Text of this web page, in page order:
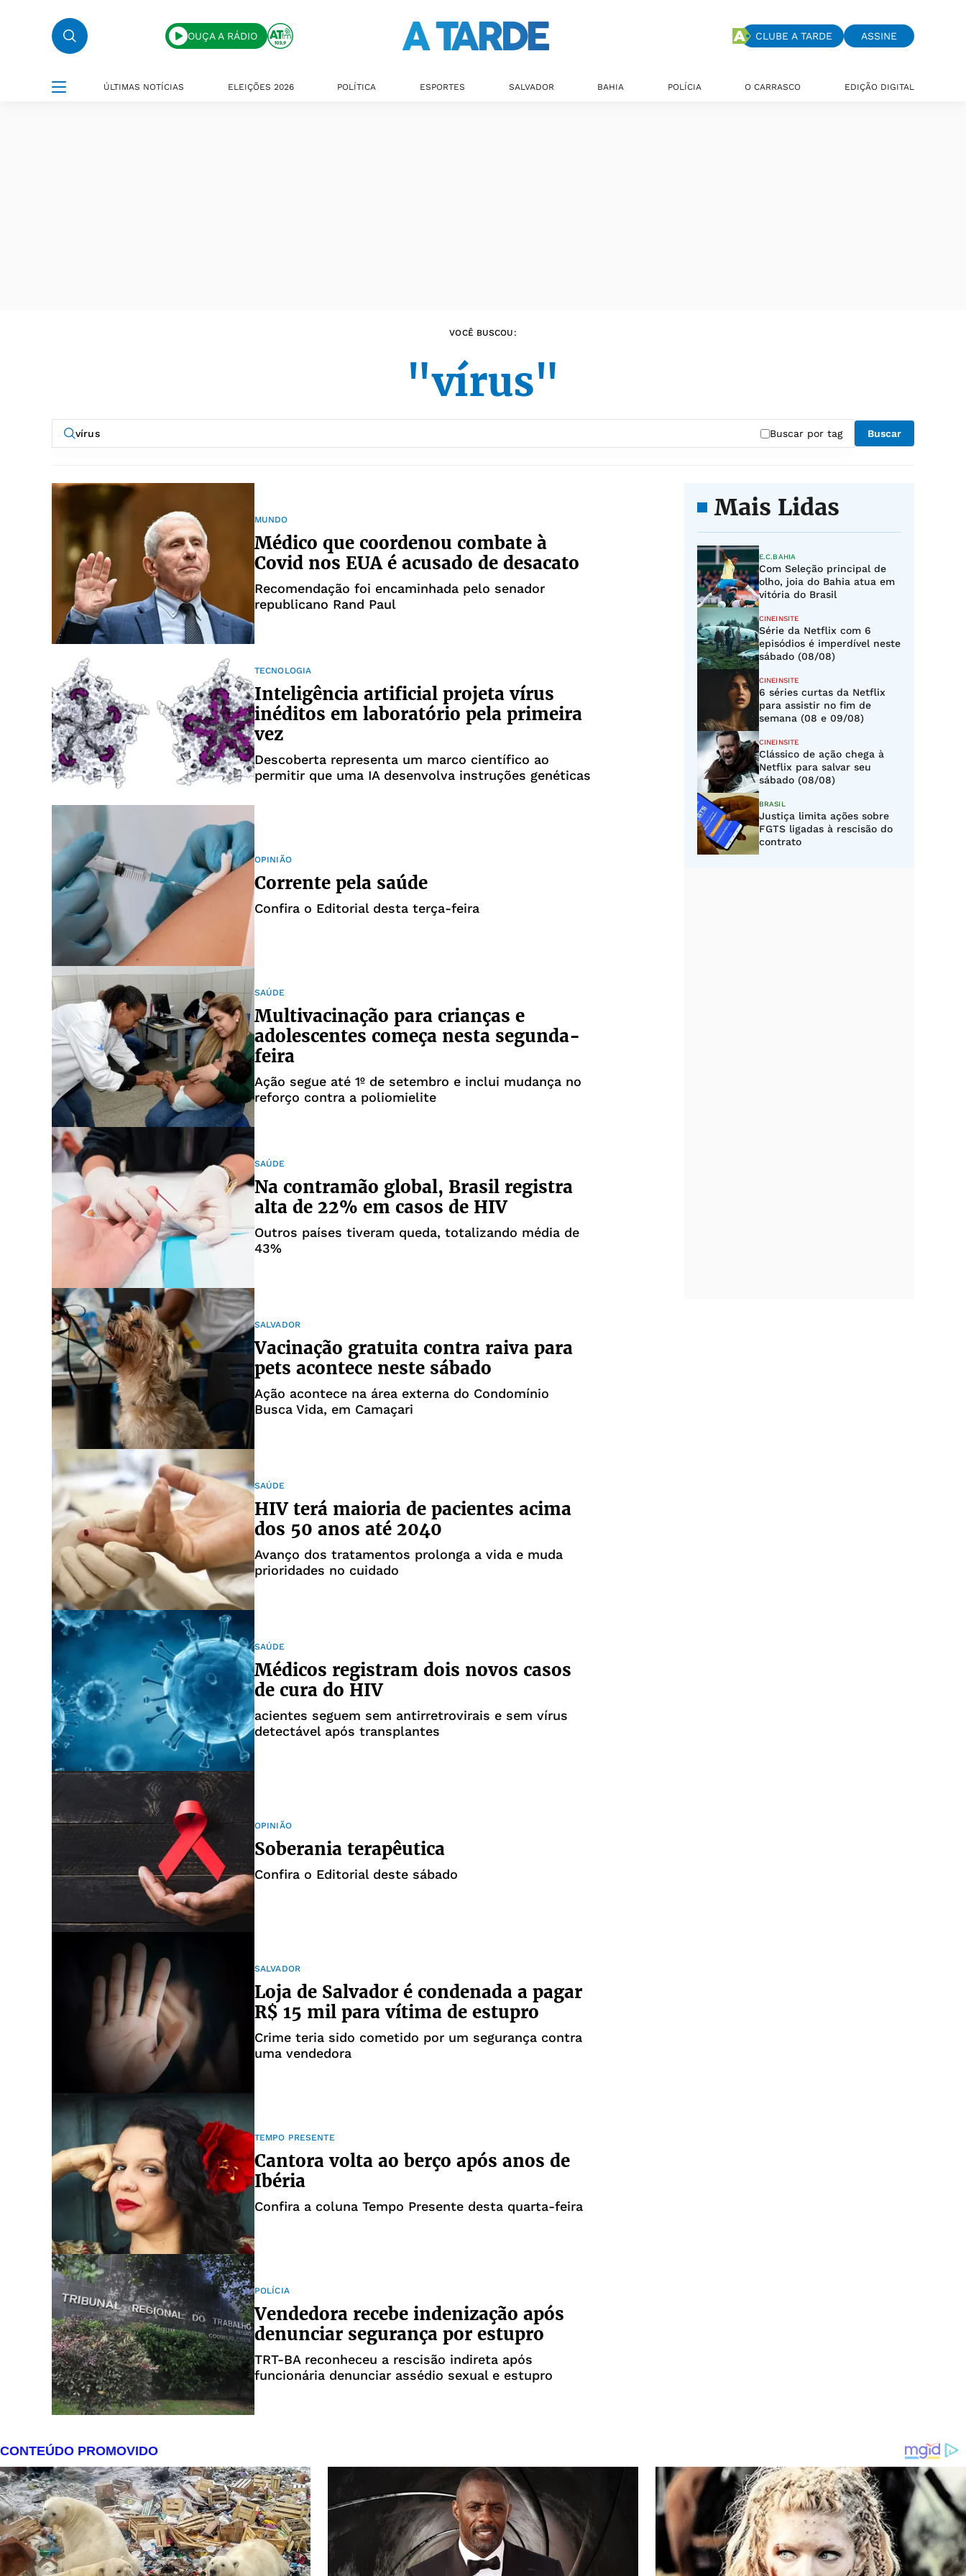
OUÇA A RÁDIO CLUBE A TARDE ASSINE
ÚLTIMAS NOTÍCIAS ELEIÇÕES 2026 POLÍTICA ESPORTES SALVADOR BAHIA POLÍCIA O CARRASCO EDIÇÃO DIGITAL
VOCÊ BUSCOU:
"vírus"
Buscar por tag Buscar
MUNDO
Médico que coordenou combate à
Covid nos EUA é acusado de desacato
Recomendação foi encaminhada pelo senador
republicano Rand Paul
TECNOLOGIA
Inteligência artificial projeta vírus
inéditos em laboratório pela primeira
vez
Descoberta representa um marco científico ao
permitir que uma IA desenvolva instruções genéticas
OPINIÃO
Corrente pela saúde
Confira o Editorial desta terça-feira
SAÚDE
Multivacinação para crianças e
adolescentes começa nesta segunda-
feira
Ação segue até 1º de setembro e inclui mudança no
reforço contra a poliomielite
SAÚDE
Na contramão global, Brasil registra
alta de 22% em casos de HIV
Outros países tiveram queda, totalizando média de
43%
SALVADOR
Vacinação gratuita contra raiva para
pets acontece neste sábado
Ação acontece na área externa do Condomínio
Busca Vida, em Camaçari
SAÚDE
HIV terá maioria de pacientes acima
dos 50 anos até 2040
Avanço dos tratamentos prolonga a vida e muda
prioridades no cuidado
SAÚDE
Médicos registram dois novos casos
de cura do HIV
acientes seguem sem antirretrovirais e sem vírus
detectável após transplantes
OPINIÃO
Soberania terapêutica
Confira o Editorial deste sábado
SALVADOR
Loja de Salvador é condenada a pagar
R$ 15 mil para vítima de estupro
Crime teria sido cometido por um segurança contra
uma vendedora
TEMPO PRESENTE
Cantora volta ao berço após anos de
Ibéria
Confira a coluna Tempo Presente desta quarta-feira
POLÍCIA
Vendedora recebe indenização após
denunciar segurança por estupro
TRT-BA reconheceu a rescisão indireta após
funcionária denunciar assédio sexual e estupro
Mais Lidas
E.C.BAHIA
Com Seleção principal de
olho, joia do Bahia atua em
vitória do Brasil
CINEINSITE
Série da Netflix com 6
episódios é imperdível neste
sábado (08/08)
CINEINSITE
6 séries curtas da Netflix
para assistir no fim de
semana (08 e 09/08)
CINEINSITE
Clássico de ação chega à
Netflix para salvar seu
sábado (08/08)
BRASIL
Justiça limita ações sobre
FGTS ligadas à rescisão do
contrato